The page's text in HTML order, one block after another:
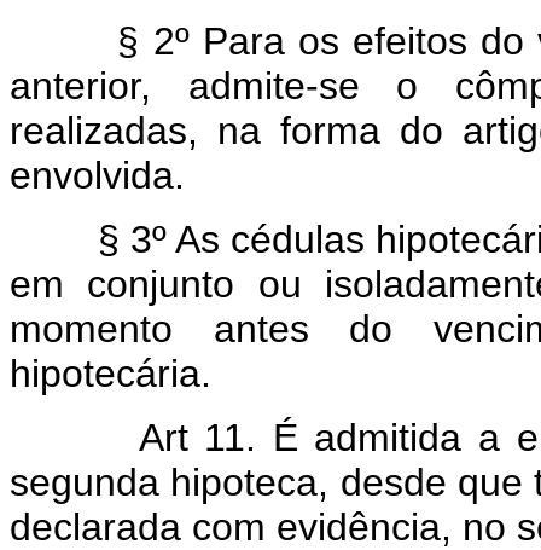
§ 2º Para os efeitos do
anterior, admite-se o
realizadas, na forma do
envolvida.
§ 3º As cédulas
em conjunto ou
momento antes do
hipotecária.
Art 11. É admitida a
segunda hipoteca, desde
declarada com evidência, no